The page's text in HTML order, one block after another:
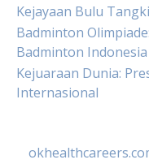
Kejayaan Bulu
Badminton
Badminton Indonesia
Kejuaraan Dunia:
Internasional